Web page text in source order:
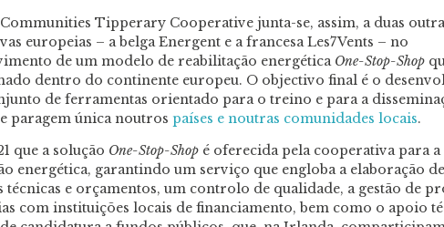
Tipperary Cooperative junta-se, assim, a duas
europeias – a belga Energent e a francesa Les7Vents – no
de um modelo de reabilitação energética One-Stop-Shop
dentro do continente europeu. O objectivo final é o
de ferramentas orientado para o treino e para a
paragem única noutros países e noutras comunidades locais.
que a solução One-Stop-Shop é oferecida pela cooperativa para a
energética, garantindo um serviço que engloba a elaboração de
técnicas e orçamentos, um controlo de qualidade, a gestão de
com instituições locais de financiamento, bem como o apoio